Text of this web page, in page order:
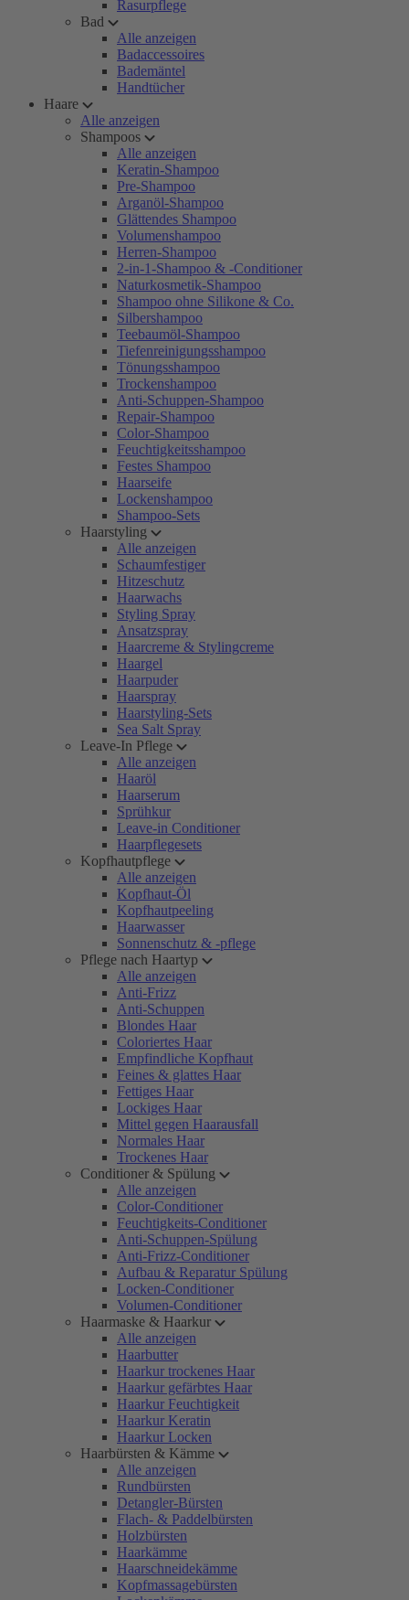
Rasurpflege
Bad
Alle anzeigen
Badaccessoires
Bademäntel
Handtücher
Haare
Alle anzeigen
Shampoos
Alle anzeigen
Keratin-Shampoo
Pre-Shampoo
Arganöl-Shampoo
Glättendes Shampoo
Volumenshampoo
Herren-Shampoo
2-in-1-Shampoo & -Conditioner
Naturkosmetik-Shampoo
Shampoo ohne Silikone & Co.
Silbershampoo
Teebaumöl-Shampoo
Tiefenreinigungsshampoo
Tönungsshampoo
Trockenshampoo
Anti-Schuppen-Shampoo
Repair-Shampoo
Color-Shampoo
Feuchtigkeitsshampoo
Festes Shampoo
Haarseife
Lockenshampoo
Shampoo-Sets
Haarstyling
Alle anzeigen
Schaumfestiger
Hitzeschutz
Haarwachs
Styling Spray
Ansatzspray
Haarcreme & Stylingcreme
Haargel
Haarpuder
Haarspray
Haarstyling-Sets
Sea Salt Spray
Leave-In Pflege
Alle anzeigen
Haaröl
Haarserum
Sprühkur
Leave-in Conditioner
Haarpflegesets
Kopfhautpflege
Alle anzeigen
Kopfhaut-Öl
Kopfhautpeeling
Haarwasser
Sonnenschutz & -pflege
Pflege nach Haartyp
Alle anzeigen
Anti-Frizz
Anti-Schuppen
Blondes Haar
Coloriertes Haar
Empfindliche Kopfhaut
Feines & glattes Haar
Fettiges Haar
Lockiges Haar
Mittel gegen Haarausfall
Normales Haar
Trockenes Haar
Conditioner & Spülung
Alle anzeigen
Color-Conditioner
Feuchtigkeits-Conditioner
Anti-Schuppen-Spülung
Anti-Frizz-Conditioner
Aufbau & Reparatur Spülung
Locken-Conditioner
Volumen-Conditioner
Haarmaske & Haarkur
Alle anzeigen
Haarbutter
Haarkur trockenes Haar
Haarkur gefärbtes Haar
Haarkur Feuchtigkeit
Haarkur Keratin
Haarkur Locken
Haarbürsten & Kämme
Alle anzeigen
Rundbürsten
Detangler-Bürsten
Flach- & Paddelbürsten
Holzbürsten
Haarkämme
Haarschneidekämme
Kopfmassagebürsten